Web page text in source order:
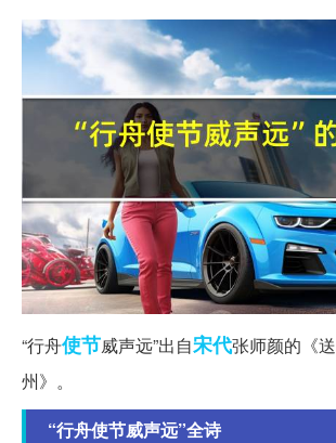
“行舟使节威声远”出自宋代张师颜的《
州》。
“行舟使节威声远”全诗